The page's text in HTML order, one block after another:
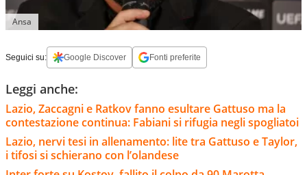
Ansa
Seguici su: Google Discover Fonti preferite
Leggi anche:
Lazio, Zaccagni e Ratkov fanno esultare Gattuso ma la
contestazione continua: Fabiani si rifugia negli spogliatoi
Lazio, nervi tesi in allenamento: lite tra Gattuso e Taylor,
i tifosi si schierano con l’olandese